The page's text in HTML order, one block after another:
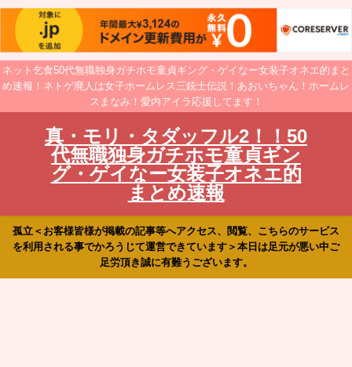
ネット乞食50代無職独身ガチホモ童貞ギング・ゲイなー女装子オネエ的まと
め速報！ネトゲ廃人は女子ホームレス三銃士伝説！あおいちゃん！ホームレ
スまなみ！愛内アイラ応援してます！
真・モリ・タダッフル2！！50
代無職独身ガチホモ童貞ギン
グ・ゲイなー女装子オネエ的
まとめ速報
孤立＜お客様皆様が掲載の記事等へアクセス、閲覧、こちらのサービス
を利用される事でかろうじて運営できています＞本日は足元が悪い中ご
足労頂き誠に有難うございます。